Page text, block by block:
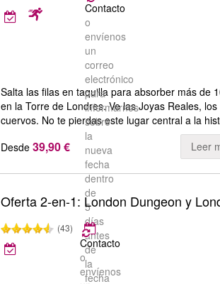
Contacto
o
envíenos
un
correo
electrónico
para
informarnos
sobre
la
nueva
fecha
dentro
de
5
días
antes
de
la
fecha
Salta las filas en taquilla para absorber más de
en la Torre de Londres. Ve las Joyas Reales,
cuervos. No te pierdas este lugar central a la
Desde 39,90 € Leer
Oferta 2-en-1: London Dungeon y
(43)
Contacto
o
envíenos